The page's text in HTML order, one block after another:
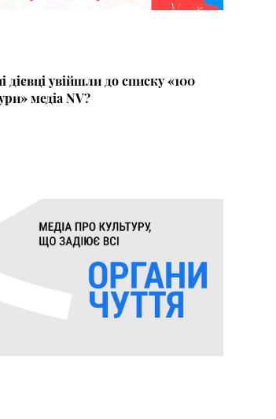
дієвці увійшли до списку «100
медіа NV?